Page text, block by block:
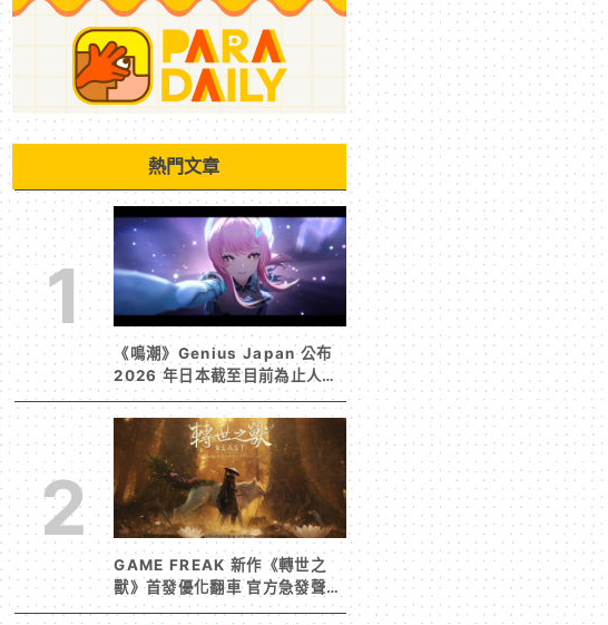
熱門文章
1
《鳴潮》Genius Japan 公布
2026 年日本截至目前為止人氣
歌單《遠航星的告別》&《自無
垠處歸航之星》入榜
2
GAME FREAK 新作《轉世之
獸》首發優化翻車 官方急發聲明
承諾提供大量更新彌補